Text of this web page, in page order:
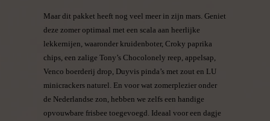
Maar dit pakket heeft nog veel meer in zijn mars. Geniet
deze zomer optimaal met een scala aan heerlijke
lekkernijen, waaronder kruidenboter, Croky paprika
chips, een zalige Tony’s Chocolonely reep, appelsap,
Venco boerderij drop, Duyvis pinda’s met zout en LU
minicrackers naturel. En voor wat zomerplezier onder
de Nederlandse zon, hebben we zelfs een handige
opvouwbare frisbee toegevoegd. Ideaal voor een dagje